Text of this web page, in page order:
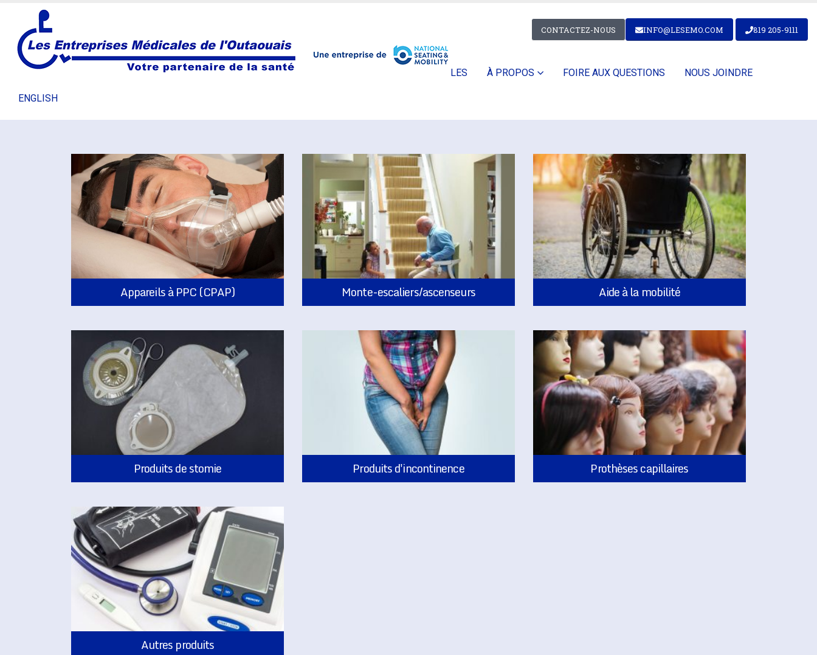
CONTACTEZ-NOUS INFO@LESEMO.COM 819 205-9111
NOS PRODUITS CONDITIONS MÉDICALES INSTALLATION ET RÉPARATION NOUVELLES À PROPOS FOIRE AUX QUESTIONS NOUS JOINDRE
ENGLISH
Appareils à PPC (CPAP) Monte-escaliers/ascenseurs Aide à la mobilité
Produits de stomie Produits d'incontinence Prothèses capillaires
Autres produits